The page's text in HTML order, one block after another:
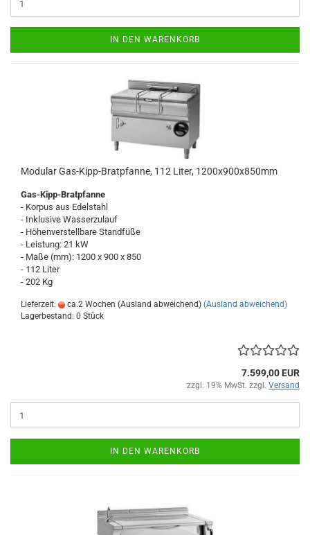
IN DEN WARENKORB
Modular Gas-Kipp-Bratpfanne, 112 Liter, 1200x900x850mm
Gas-Kipp-Bratpfanne
- Korpus aus Edelstahl
- Inklusive Wasserzulauf
- Höhenverstellbare Standfüße
- Leistung: 21 kW
- Maße (mm): 1200 x 900 x 850
- 112 Liter
- 202 Kg
Lieferzeit: ca.2 Wochen (Ausland abweichend) (Ausland abweichend)
Lagerbestand: 0 Stück
7.599,00 EUR
zzgl. 19% MwSt. zzgl. Versand
IN DEN WARENKORB